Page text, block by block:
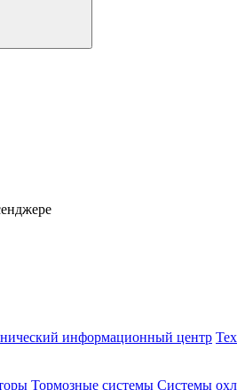
информационный центр
Тормозные системы Системы